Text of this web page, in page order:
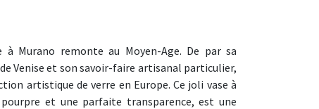
à Murano remonte au Moyen-Age. De par sa
Venise et son savoir-faire artisanal particulier,
artistique de verre en Europe. Ce joli vase à
et une parfaite transparence, est une